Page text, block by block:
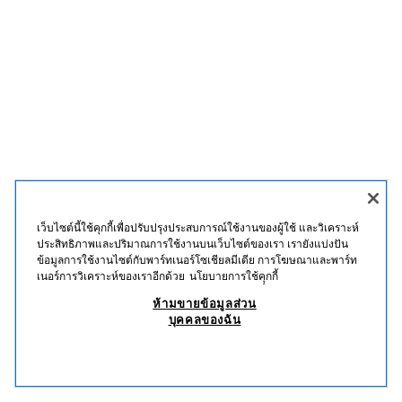
เว็บไซต์นี้ใช้คุกกี้เพื่อปรับปรุงประสบการณ์ใช้งานของผู้ใช้ และวิเคราะห์
ประสิทธิภาพและปริมาณการใช้งานบนเว็บไซต์ของเรา เรายังแบ่งปัน
ข้อมูลการใช้งานไซต์กับพาร์ทเนอร์โซเชียลมีเดีย การโฆษณาและพาร์ท
เนอร์การวิเคราะห์ของเราอีกด้วย นโยบายการใช้คุุกกี้
ห้ามขายข้อมูลส่วน
บุคคลของฉัน